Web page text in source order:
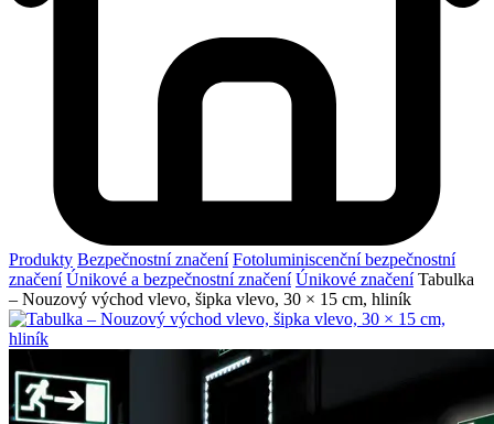
Produkty Bezpečnostní značení Fotoluminiscenční bezpečnostní
značení Únikové a bezpečnostní značení Únikové značení Tabulka
– Nouzový východ vlevo, šipka vlevo, 30 × 15 cm, hliník